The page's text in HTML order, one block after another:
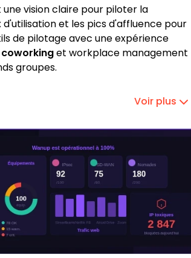
vision claire pour piloter la
et les pics d'affluence pour
de pilotage avec une expérience
et workplace management
groupes.
Voir plus